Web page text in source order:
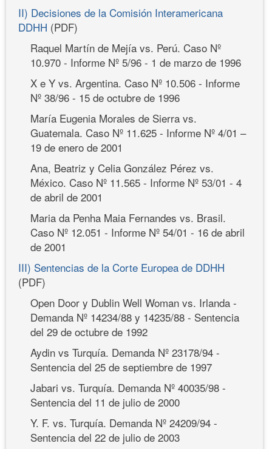
II) Decisiones de la Comisión Interamericana
DDHH (PDF)
Raquel Martín de Mejía vs. Perú. Caso Nº
10.970 - Informe Nº 5/96 - 1 de marzo de 1996
X e Y vs. Argentina. Caso Nº 10.506 - Informe
Nº 38/96 - 15 de octubre de 1996
María Eugenia Morales de Sierra vs.
Guatemala. Caso Nº 11.625 - Informe Nº 4/01 –
19 de enero de 2001
Ana, Beatriz y Celia González Pérez vs.
México. Caso Nº 11.565 - Informe Nº 53/01 - 4
de abril de 2001
Maria da Penha Maia Fernandes vs. Brasil.
Caso Nº 12.051 - Informe Nº 54/01 - 16 de abril
de 2001
III) Sentencias de la Corte Europea de DDHH
(PDF)
Open Door y Dublin Well Woman vs. Irlanda -
Demanda Nº 14234/88 y 14235/88 - Sentencia
del 29 de octubre de 1992
Aydin vs Turquía. Demanda Nº 23178/94 -
Sentencia del 25 de septiembre de 1997
Jabari vs. Turquía. Demanda Nº 40035/98 -
Sentencia del 11 de julio de 2000
Y. F. vs. Turquía. Demanda Nº 24209/94 -
Sentencia del 22 de julio de 2003